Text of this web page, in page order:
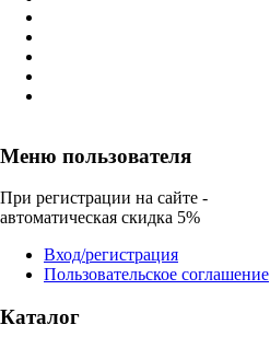
Меню пользователя
При регистрации на сайте -
автоматическая скидка 5%
Вход/регистрация
Пользовательское соглашение
Каталог